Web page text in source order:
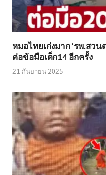
หมอไทยเก่งมาก ‘รพ.สว
ต่อข้อมือเด็ก14 อีกครั้ง
21 กันยายน 2025